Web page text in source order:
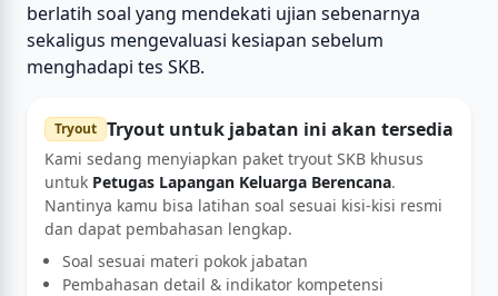
berlatih soal yang mendekati ujian sebenarnya
sekaligus mengevaluasi kesiapan sebelum
menghadapi tes SKB.
Tryout Tryout untuk jabatan ini akan tersedia
Kami sedang menyiapkan paket tryout SKB khusus
untuk Petugas Lapangan Keluarga Berencana.
Nantinya kamu bisa latihan soal sesuai kisi-kisi resmi
dan dapat pembahasan lengkap.
Soal sesuai materi pokok jabatan
Pembahasan detail & indikator kompetensi